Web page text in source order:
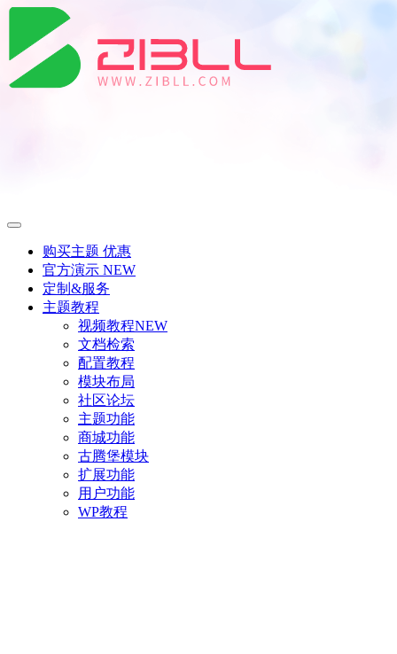
购买主题 优惠
官方演示 NEW
定制&服务
主题教程
视频教程NEW
文档检索
配置教程
模块布局
社区论坛
主题功能
商城功能
古腾堡模块
扩展功能
用户功能
WP教程